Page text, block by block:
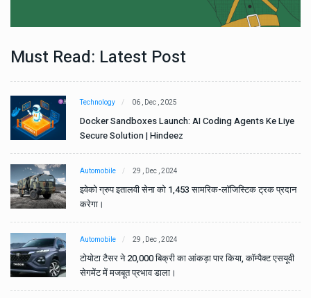
Must Read: Latest Post
Technology 06 , Dec , 2025
Docker Sandboxes Launch: AI Coding Agents Ke Liye
Secure Solution | Hindeez
Automobile 29 , Dec , 2024
इवेको ग्रुप इतालवी सेना को 1,453 सामरिक-लॉजिस्टिक ट्रक प्रदान
करेगा।
Automobile 29 , Dec , 2024
टोयोटा टैसर ने 20,000 बिक्री का आंकड़ा पार किया, कॉम्पैक्ट एसयूवी
सेगमेंट में मजबूत प्रभाव डाला।